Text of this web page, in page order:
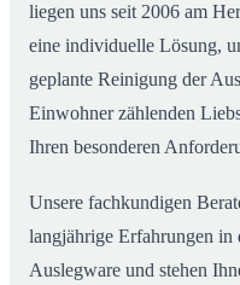
liegen uns seit 2006 am
eine individuelle Lösung,
geplante Reinigung der
Einwohner zählenden
Ihren besonderen
Unsere fachkundigen
langjährige Erfahrungen in
Auslegware und stehen